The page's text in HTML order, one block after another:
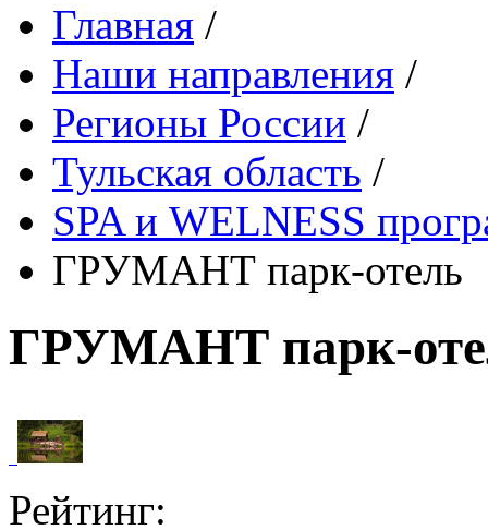
Главная /
Наши направления /
Регионы России /
Тульская область /
SPA и WELNESS
ГРУМАНТ парк-отель
ГРУМАНТ парк-
Рейтинг: